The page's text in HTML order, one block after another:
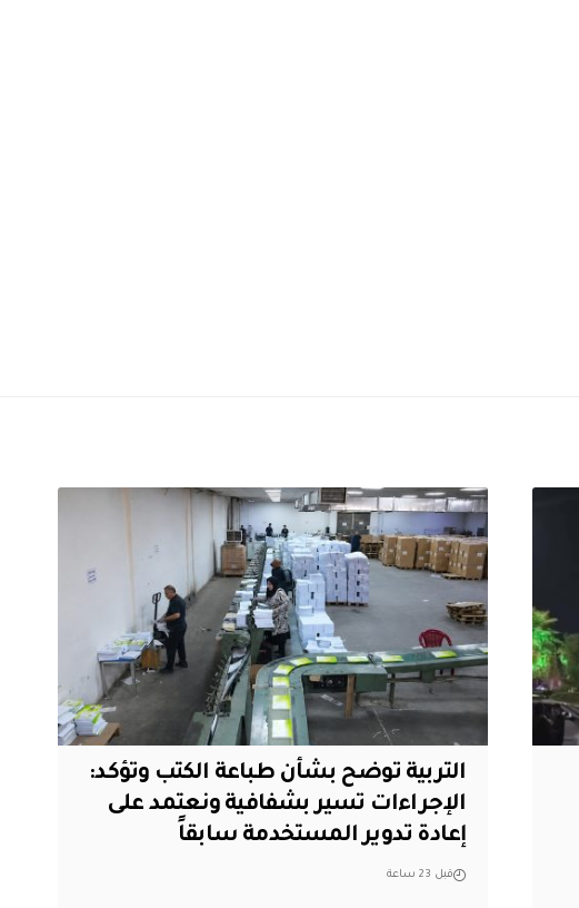
التربية توضح بشأن طباعة الكتب وتؤكد:
الإجراءات تسير بشفافية ونعتمد على
إعادة تدوير المستخدمة سابقاً
قبل 23 ساعة